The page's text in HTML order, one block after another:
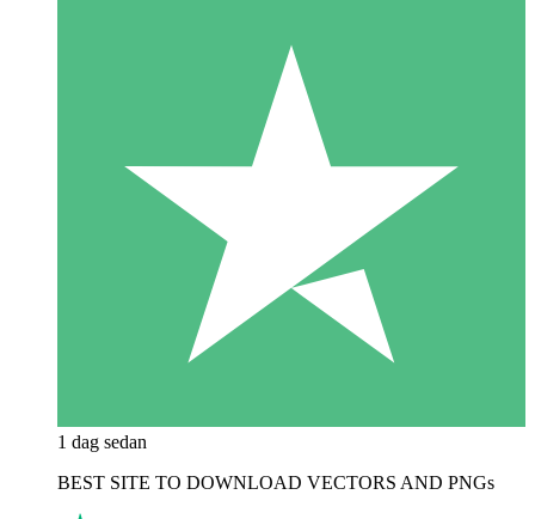
1 dag sedan
BEST SITE TO DOWNLOAD VECTORS AND PNGs